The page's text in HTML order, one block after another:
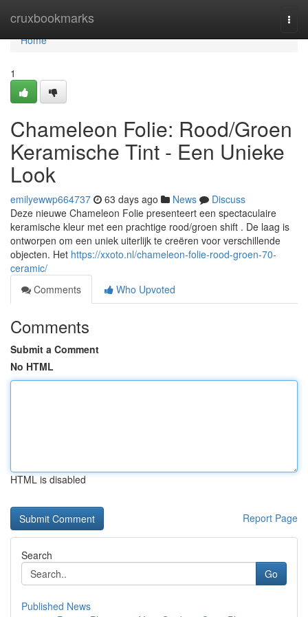
cruxbookmarks
Home
Home
1
Chameleon Folie: Rood/Groen
Keramische Tint - Een Unieke
Look
emilyewwp664737 63 days ago News
Discuss
Deze nieuwe Chameleon Folie presenteert een spectaculaire
keramische kleur met een prachtige rood/groen shift . De laag is
ontworpen om een uniek uiterlijk te creëren voor verschillende
objecten. Het https://xxoto.nl/chameleon-folie-rood-groen-70-
ceramic/
Comments
Who Upvoted
Comments
Submit a Comment
No HTML
HTML is disabled
Report Page
Search
Go
Published News